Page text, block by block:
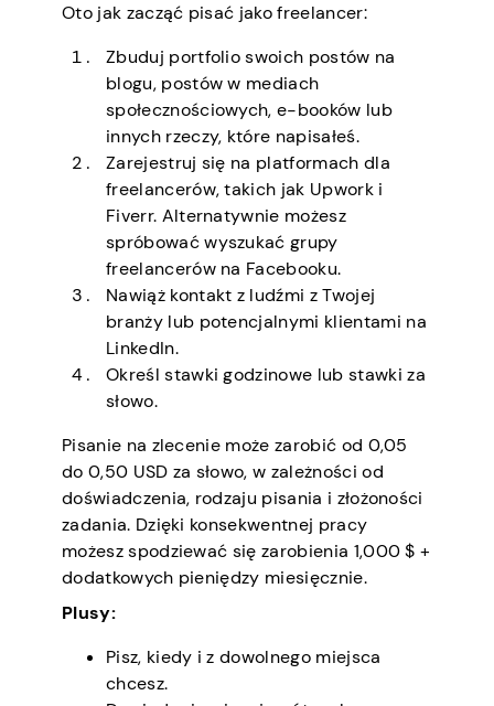
Oto jak zacząć pisać jako freelancer:
Zbuduj portfolio swoich postów na
blogu, postów w mediach
społecznościowych, e-booków lub
innych rzeczy, które napisałeś.
Zarejestruj się na platformach dla
freelancerów, takich jak Upwork i
Fiverr. Alternatywnie możesz
spróbować wyszukać grupy
freelancerów na Facebooku.
Nawiąż kontakt z ludźmi z Twojej
branży lub potencjalnymi klientami na
LinkedIn.
Określ stawki godzinowe lub stawki za
słowo.
Pisanie na zlecenie może zarobić od 0,05
do 0,50 USD za słowo, w zależności od
doświadczenia, rodzaju pisania i złożoności
zadania. Dzięki konsekwentnej pracy
możesz spodziewać się zarobienia 1,000 $ +
dodatkowych pieniędzy miesięcznie.
Plusy:
Pisz, kiedy i z dowolnego miejsca
chcesz.